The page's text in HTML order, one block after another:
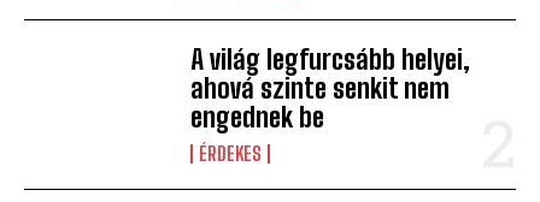
A világ legfurcsább helyei,
ahová szinte senkit nem
engednek be
ÉRDEKES